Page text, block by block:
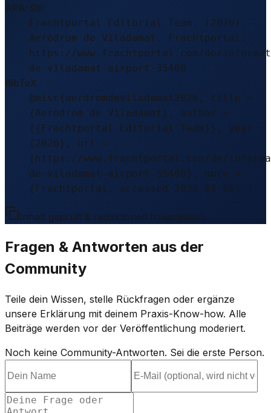
APA-Stil
Frachtportal Editorial Team. (2026).
Aeròdrom de Viladamat. Frachtportal.
https://www.frachtportal.com/de/
de-viladamat-airport-35400
BibTeX
@misc{aerdromdeviladamat2026, title =
{Aeròdrom de Viladamat}, author =
{{Frachtportal Editorial Team}}, year =
{2026}, url =
{https://www.frachtportal.com/de/
de-viladamat-airport-35400}, note =
{Frachtportal, accessed 2026-08-08} }
Inhalt geprüft & redaktionell freigegeben.
Fragen & Antworten aus der
Community
Teile dein Wissen, stelle Rückfragen oder ergänze
unsere Erklärung mit deinem Praxis-Know-how. Alle
Beiträge werden vor der Veröffentlichung moderiert.
Noch keine Community-Antworten. Sei die erste Person.